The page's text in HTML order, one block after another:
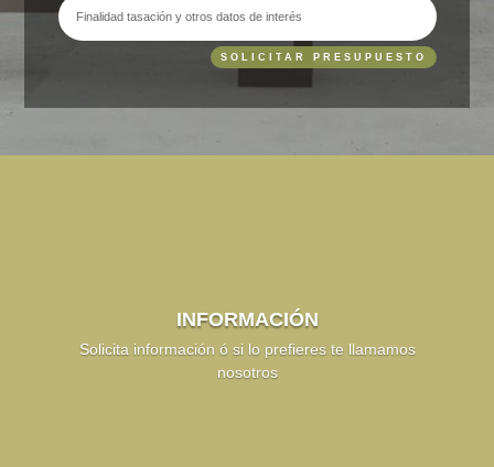
SOLICITAR PRESUPUESTO
INFORMACIÓN
Solicita información ó si lo prefieres te llamamos
nosotros